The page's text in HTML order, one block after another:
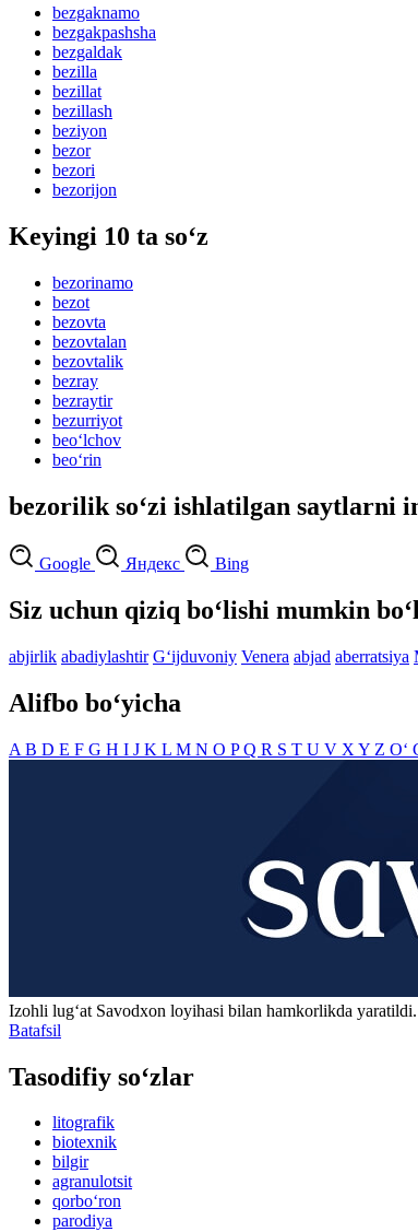
bezgaknamo
bezgakpashsha
bezgaldak
bezilla
bezillat
bezillash
beziyon
bezor
bezori
bezorijon
Keyingi 10 ta so‘z
bezorinamo
bezot
bezovta
bezovtalan
bezovtalik
bezray
bezraytir
bezurriyot
beo‘lchov
beo‘rin
bezorilik so‘zi ishlatilgan saytlarni
Google Яндекс Bing
Siz uchun qiziq bo‘lishi mumkin
abjirlik abadiylashtir G‘ijduvoniy Venera abjad aberratsiya
Alifbo bo‘yicha
A B D E F G H I J K L M N O PQ R S T U V X Y Z O‘
Izohli lugʻat Savodxon loyihasi bilan hamkorlikda
Batafsil
Tasodifiy so‘zlar
litografik
biotexnik
bilgir
agranulotsit
qorbo‘ron
parodiya